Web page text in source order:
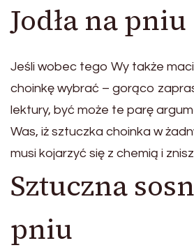
Jodła na pniu
Jeśli wobec tego Wy także
choinkę wybrać – gorąco
lektury, być może te parę
Was, iż sztuczka choinka w
musi kojarzyć się z chemią i
Sztuczna
pniu